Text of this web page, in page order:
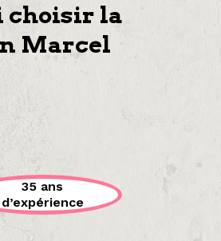
choisir la
Marcel
35 ans
d’expérience